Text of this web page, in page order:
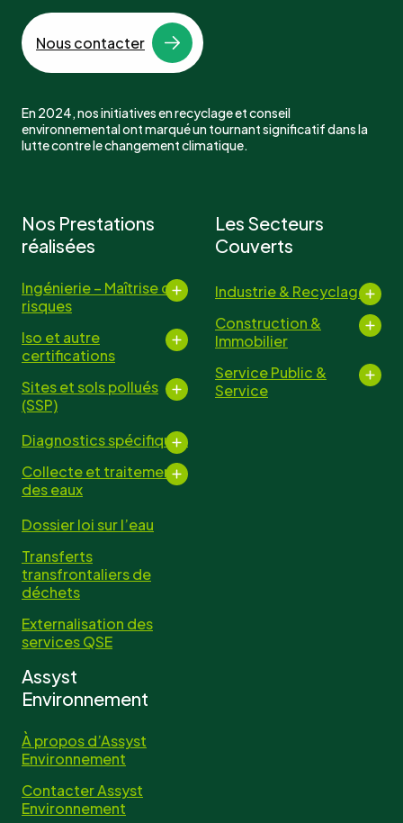
Nous contacter
En 2024, nos initiatives en recyclage et conseil
environnemental ont marqué un tournant significatif dans la
lutte contre le changement climatique.
Nos Prestations
réalisées
Ingénierie – Maîtrise des
risques
Iso et autre
certifications
Sites et sols pollués
(SSP)
Diagnostics spécifiques
Collecte et traitement
des eaux
Dossier loi sur l’eau
Transferts
transfrontaliers de
déchets
Externalisation des
services QSE
Les Secteurs
Couverts
Industrie & Recyclage
Construction &
Immobilier
Service Public &
Service
Assyst
Environnement
À propos d’Assyst
Environnement
Contacter Assyst
Environnement